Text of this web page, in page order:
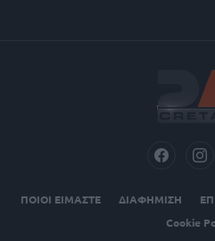
ΠΟΙΟΙ ΕΙΜΑΣΤΕ ΔΙΑΦΗΜΙΣΗ
Cookie